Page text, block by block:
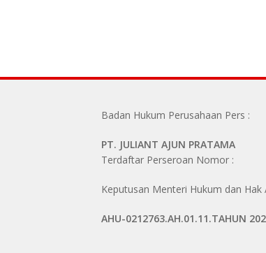
Badan Hukum Perusahaan Pers :
PT. JULIANT AJUN PRATAMA
Terdaftar Perseroan Nomor :
Keputusan Menteri Hukum dan Hak
AHU-0212763.AH.01.11.TAHUN